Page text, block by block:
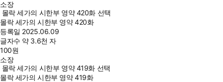
소장
몰락 세가의 시한부 영약 420화 선택
몰락 세가의 시한부 영약 420화
등록일 2025.06.09
글자수 약 3.6천 자
100원
소장
몰락 세가의 시한부 영약 419화 선택
몰락 세가의 시한부 영약 419화